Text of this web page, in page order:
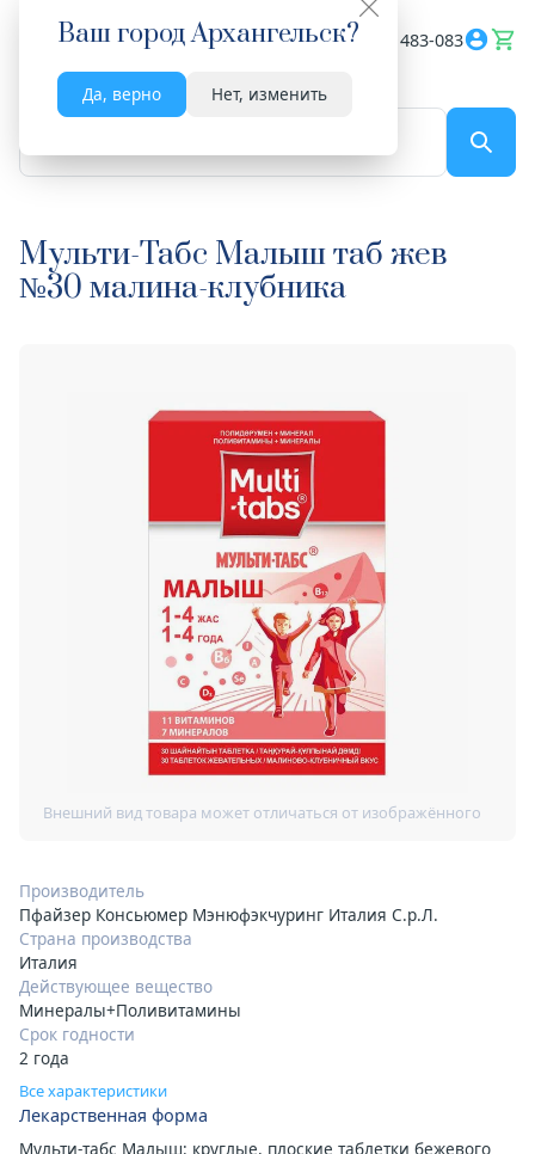
Ваш городАрхангельск?
Да, верно Нет, изменить
Весь сайт 8182 483-083
Мульти-Табс Малыш таб жев
№30 малина-клубника
Производитель
Пфайзер Консьюмер Мэнюфэкчуринг Италия С.р.Л.
Страна производства
Италия
Действующее вещество
Минералы+Поливитамины
Срок годности
2 года
Все характеристики
Лекарственная форма
Мульти-табс Малыш: круглые, плоские таблетки бежевого